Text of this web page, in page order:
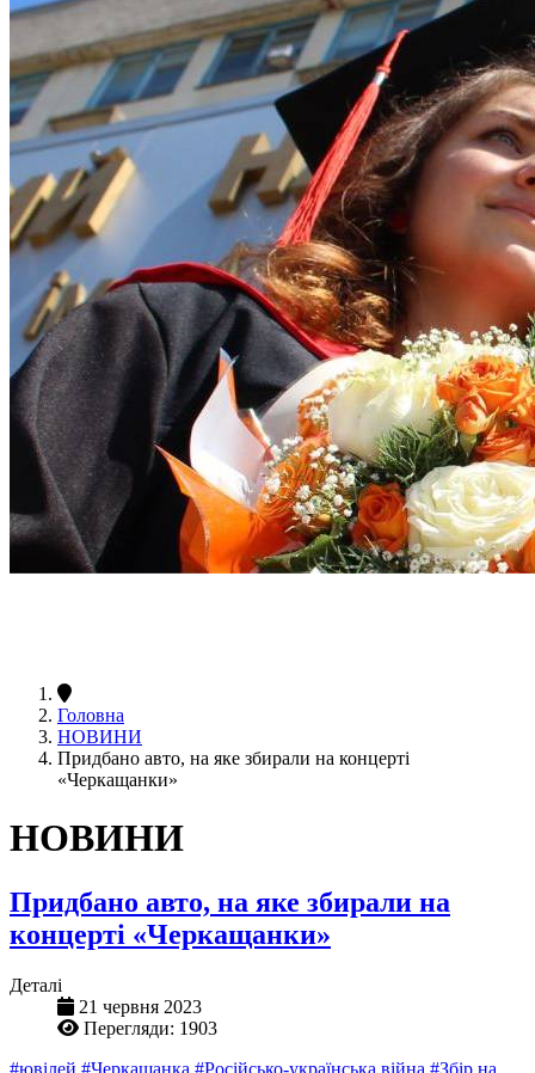
Головна
НОВИНИ
Придбано авто, на яке збирали на концерті
«Черкащанки»
НОВИНИ
Придбано авто, на яке збирали на
концерті «Черкащанки»
Деталі
21 червня 2023
Перегляди: 1903
#ювілей #Черкащанка #Російсько-українська війна #Збір на